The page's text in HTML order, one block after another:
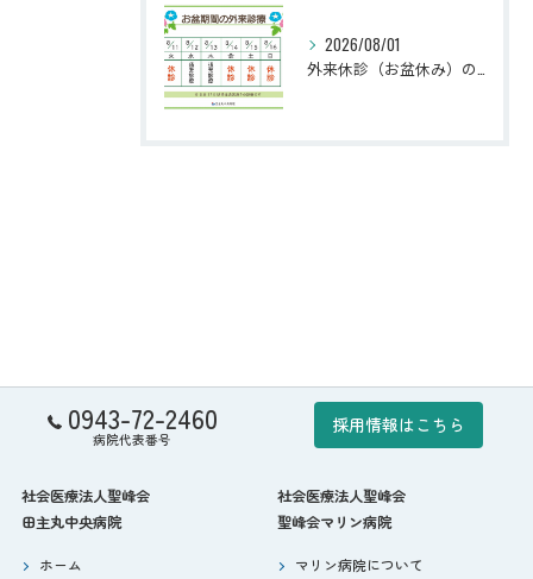
2026/08/01
外来休診（お盆休み）のお知らせ
0943-72-2460
病院代表番号
採用情報はこちら
社会医療法人聖峰会
田主丸中央病院
ホーム
社会医療法人聖峰会
聖峰会マリン病院
マリン病院について